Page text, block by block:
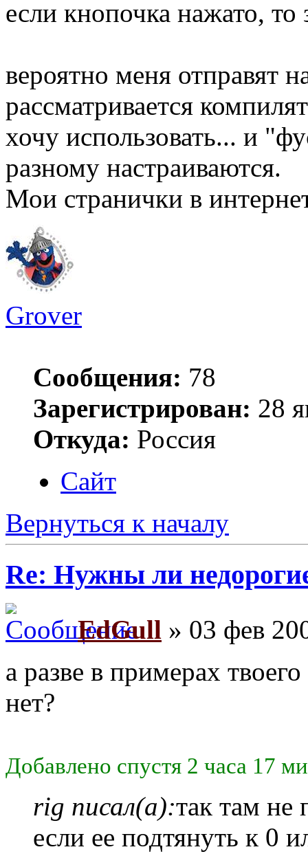
если кнопочка нажато, то
вероятно меня отправят
рассматривается
хочу использовать... и
разному настраиваются.
Мои странички в
Grover
Сообщения: 78
Зарегистрирован: 28
Откуда: Россия
Сайт
Вернуться к началу
Re: Нужны ли
EdGull » 03 фев
а разве в примерах
нет?
Добавлено спустя 2 часа 17
rig писал(а):так там не
если ее подтянуть к 0